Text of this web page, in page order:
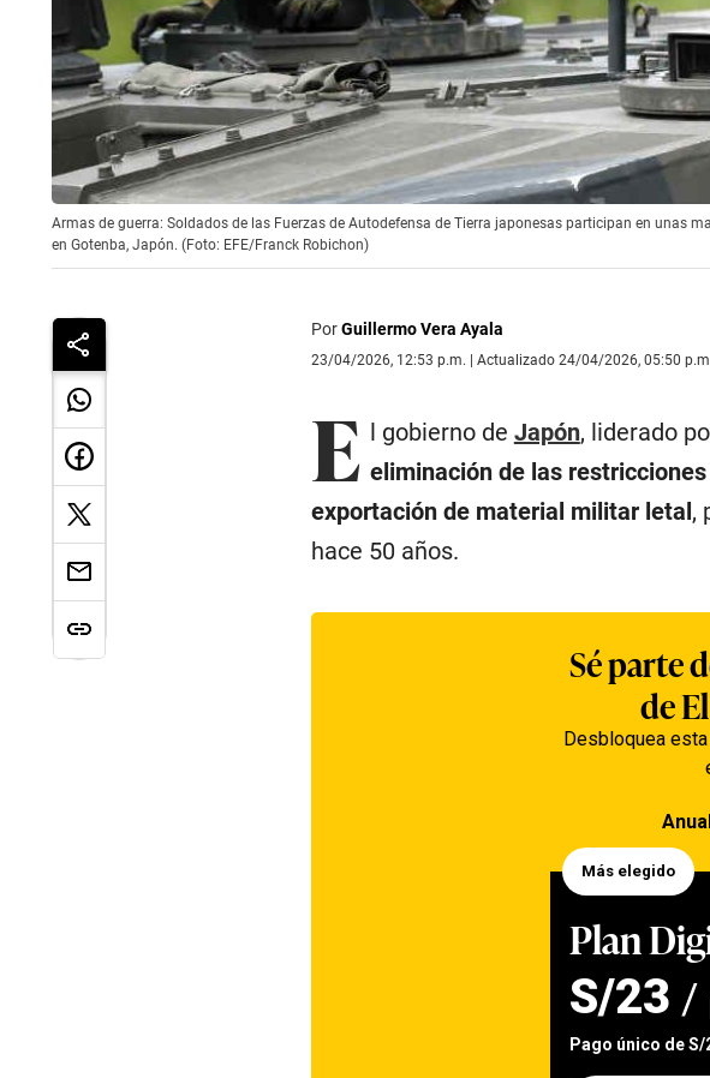
Armas de guerra: Soldados de las Fuerzas de Autodefensa de Tierra japonesas participan en unas
en Gotenba, Japón. (Foto: EFE/Franck Robichon)
PorGuillermo Vera Ayala
23/04/2026, 12:53 p.m. | Actualizado 24/04/2026, 05:50
E l gobierno de Japón, liderado
eliminación de las
exportación de material militar letal,
hace 50 años.